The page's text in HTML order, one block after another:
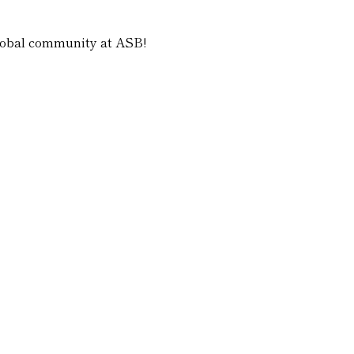
community at ASB!